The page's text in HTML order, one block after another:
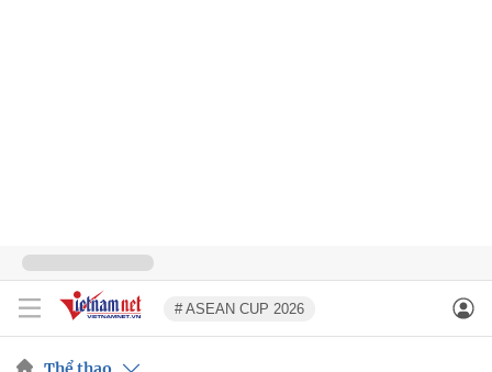
# ASEAN CUP 2026